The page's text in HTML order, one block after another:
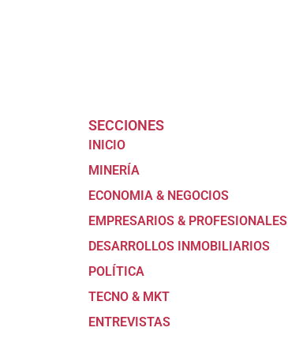
SECCIONES
INICIO
MINERÍA
ECONOMIA & NEGOCIOS
EMPRESARIOS & PROFESIONALES
DESARROLLOS INMOBILIARIOS
POLÍTICA
TECNO & MKT
ENTREVISTAS